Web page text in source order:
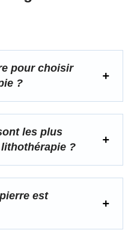
pour choisir
?
les plus
?
est